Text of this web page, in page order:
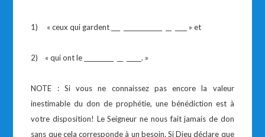
1) « ceux qui gardent ___ _____________ __ ____ » et
2) « qui ont le __________ __ _____. »
NOTE : Si vous ne connaissez pas encore la valeur
inestimable du don de prophétie, une bénédiction est à
votre disposition! Le Seigneur ne nous fait jamais de don
sans que cela corresponde à un besoin. Si Dieu déclare que